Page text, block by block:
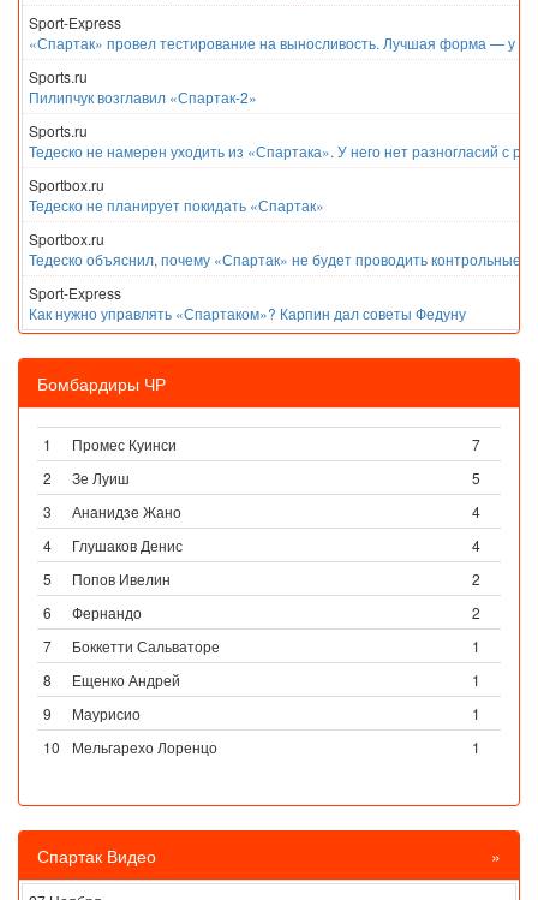
Sport-Express
«Спартак» провел тестирование на выносливость. Лучшая форма — у
Sports.ru
Пилипчук возглавил «Спартак-2»
Sports.ru
Тедеско не намерен уходить из «Спартака». У него нет разногласий с
Sportbox.ru
Тедеско не планирует покидать «Спартак»
Sportbox.ru
Тедеско объяснил, почему «Спартак» не будет проводить контрольные
Sport-Express
Как нужно управлять «Спартаком»? Карпин дал советы Федуну
Бомбардиры ЧР
1 Промес Куинси
7
2
Зе Луиш
5
3
Ананидзе Жано
4
4
Глушаков Денис
4
5
Попов Ивелин
2
6
Фернандо
2
7
Боккетти Сальваторе
1
8
Ещенко Андрей
1
9
Маурисио
1
10
Мельгарехо Лоренцо 1
Спартак Видео »